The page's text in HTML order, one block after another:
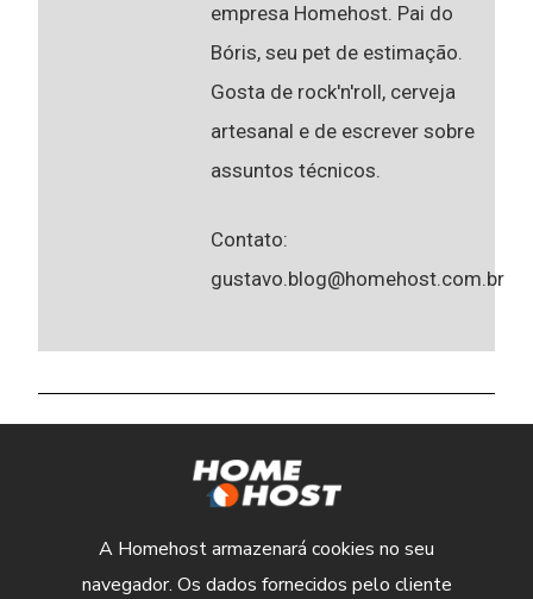
empresa Homehost. Pai do
Bóris, seu pet de estimação.
Gosta de rock'n'roll, cerveja
artesanal e de escrever sobre
assuntos técnicos.
Contato:
gustavo.blog@homehost.com.br
A Homehost armazenará cookies no seu
navegador. Os dados fornecidos pelo cliente